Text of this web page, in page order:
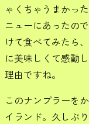
ゃくちゃうまかっ
ニューにあったの
けて食べてみたら
に美味しくて感動
理由ですね。
このナンプラーを
イランド。久しぶ